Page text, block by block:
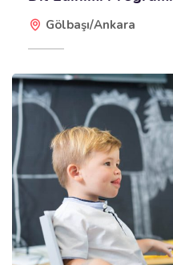
Gölbaşı/Ankara